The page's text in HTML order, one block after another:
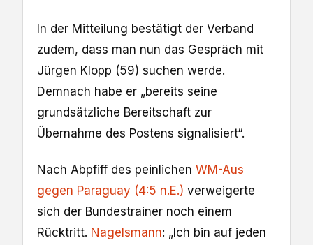
In der Mitteilung bestätigt der Verband
zudem, dass man nun das Gespräch mit
Jürgen Klopp (59) suchen werde.
Demnach habe er „bereits seine
grundsätzliche Bereitschaft zur
Übernahme des Postens signalisiert“.
Nach Abpfiff des peinlichen WM-Aus
gegen Paraguay (4:5 n.E.) verweigerte
sich der Bundestrainer noch einem
Rücktritt. Nagelsmann: „Ich bin auf jeden